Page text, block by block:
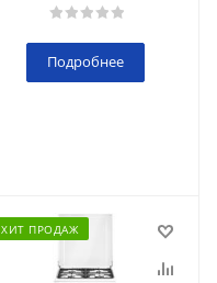
Подробнее
ХИТ ПРОДАЖ